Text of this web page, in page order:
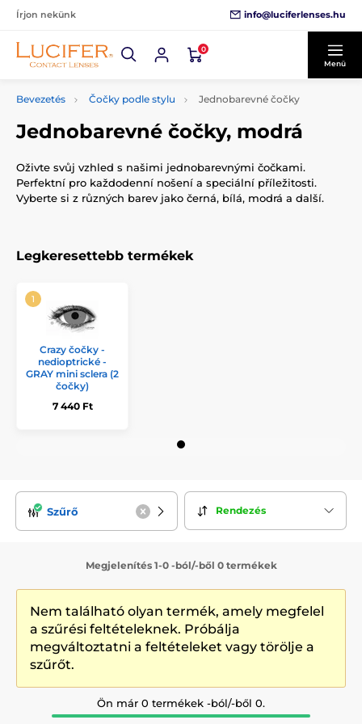
Írjon nekünk info@luciferlenses.hu
0
Menü
Bevezetés Čočky podle stylu Jednobarevné čočky
Jednobarevné čočky, modrá
Oživte svůj vzhled s našimi jednobarevnými čočkami.
Perfektní pro každodenní nošení a speciální příležitosti.
Vyberte si z různých barev jako černá, bílá, modrá a další.
Legkeresettebb termékek
Crazy čočky -
nedioptrické -
GRAY mini sclera (2
čočky)
7 440 Ft
Szűrő Rendezés
Megjelenítés 1-0 -ból/-ből 0 termékek
Nem található olyan termék, amely megfelel
a szűrési feltételeknek. Próbálja
megváltoztatni a feltételeket vagy törölje a
szűrőt.
Ön már 0 termékek -ból/-ből 0.